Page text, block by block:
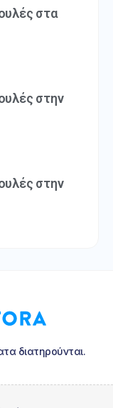
στα
στην
στην
διατηρούνται.